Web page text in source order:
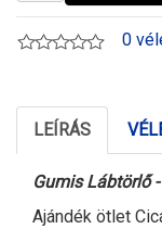
0
LEÍRÁS
GumisLábtörlő-
Ajándék ötlet